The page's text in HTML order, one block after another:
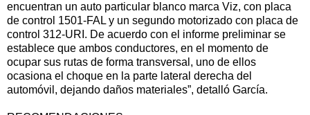
encuentran un auto particular blanco marca Viz, con placa
de control 1501-FAL y un segundo motorizado con placa de
control 312-URI. De acuerdo con el informe preliminar se
establece que ambos conductores, en el momento de
ocupar sus rutas de forma transversal, uno de ellos
ocasiona el choque en la parte lateral derecha del
automóvil, dejando daños materiales”, detalló García.